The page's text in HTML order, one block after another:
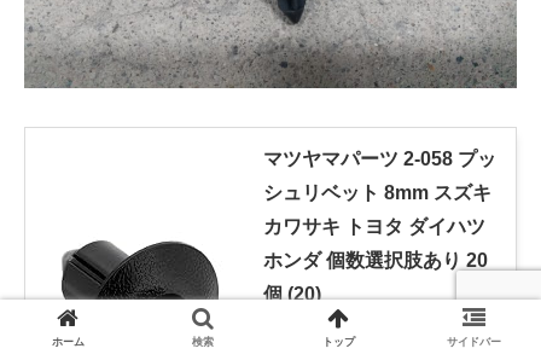
マツヤマパーツ 2-058 プッ
シュリベット 8mm スズキ
カワサキ トヨタ ダイハツ
ホンダ 個数選択肢あり 20
個 (20)
created byRinker
マツヤマパーツ
ホーム 検索 トップ サイドバー